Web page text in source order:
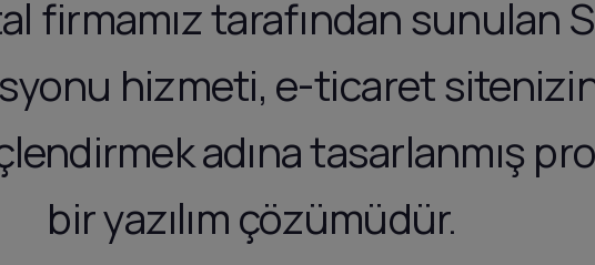
firmamız tarafından sunulan
hizmeti, e-ticaret sitenizin
adına tasarlanmış
bir yazılım çözümüdür.